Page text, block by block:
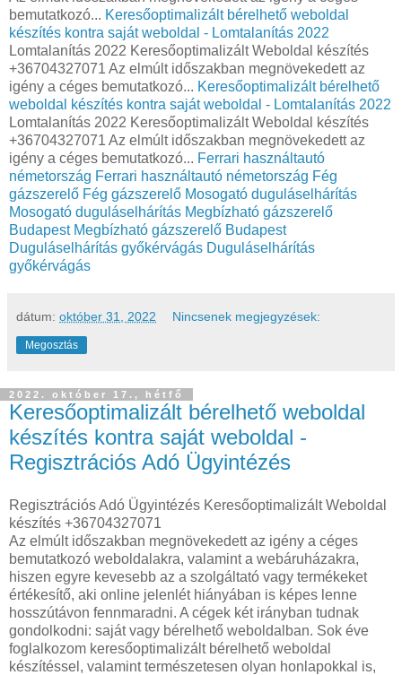
bemutatkozó... Keresőoptimalizált bérelhető weboldal
készítés kontra saját weboldal - Lomtalanítás 2022
Lomtalanítás 2022 Keresőoptimalizált Weboldal készítés
+36704327071 Az elmúlt időszakban megnövekedett az
igény a céges bemutatkozó... Keresőoptimalizált bérelhető
weboldal készítés kontra saját weboldal - Lomtalanítás 2022
Lomtalanítás 2022 Keresőoptimalizált Weboldal készítés
+36704327071 Az elmúlt időszakban megnövekedett az
igény a céges bemutatkozó... Ferrari használtautó
németország Ferrari használtautó németország Fég
gázszerelő Fég gázszerelő Mosogató duguláselhárítás
Mosogató duguláselhárítás Megbízható gázszerelő
Budapest Megbízható gázszerelő Budapest
Duguláselhárítás győkérvágás Duguláselhárítás
győkérvágás
dátum: október 31, 2022 Nincsenek megjegyzések:
Megosztás
2022. október 17., hétfő
Keresőoptimalizált bérelhető weboldal
készítés kontra saját weboldal -
Regisztrációs Adó Ügyintézés
Regisztrációs Adó Ügyintézés Keresőoptimalizált Weboldal
készítés +36704327071
Az elmúlt időszakban megnövekedett az igény a céges
bemutatkozó weboldalakra, valamint a webáruházakra,
hiszen egyre kevesebb az a szolgáltató vagy termékeket
értékesítő, aki online jelenlét hiányában is képes lenne
hosszútávon fennmaradni. A cégek két irányban tudnak
gondolkodni: saját vagy bérelhető weboldalban. Sok éve
foglalkozom keresőoptimalizált bérelhető weboldal
készítéssel, valamint természetesen olyan honlapokkal is,